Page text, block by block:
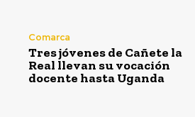
Comarca
Tres jóvenes de Cañete la
Real llevan su vocación
docente hasta Uganda